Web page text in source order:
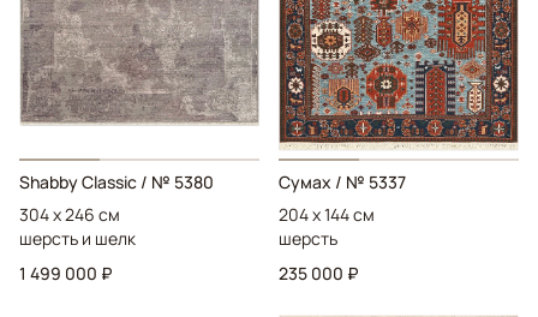
Shabby Classic / № 5380
304 x 246 см
шерсть и шелк
1 499 000 ₽
Сумах / № 5337
204 x 144 см
шерсть
235 000 ₽